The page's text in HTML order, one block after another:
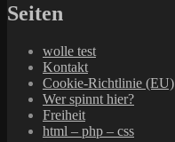
Seiten
wolle test
Kontakt
Cookie-Richtlinie (EU)
Wer spinnt hier?
Freiheit
html – php – css